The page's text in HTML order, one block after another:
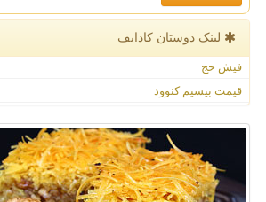
لینک دوستان كادایف
فیش حج
قیمت بیسیم کنوود